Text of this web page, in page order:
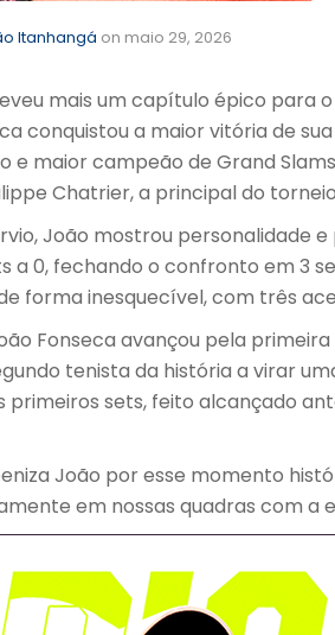
Itanhangá on maio 29, 2026
mais um capítulo épico para
conquistou a maior vitória de
e maior campeão de Grand
Chatrier, a principal do
João mostrou personalidade
a 0, fechando o confronto em 3
forma inesquecível, com três
Fonseca avançou pela
tenista da história a virar
primeiros sets, feito alcançado
João por esse momento
em nossas quadras com a